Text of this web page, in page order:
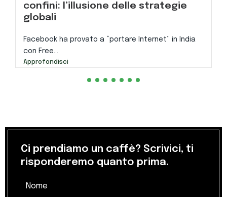
confini: l’illusione delle strategie
globali
Facebook ha provato a “portare Internet” in India
con Free...
Approfondisci
Ci prendiamo un caffè? Scrivici, ti
risponderemo quanto prima.
Nome